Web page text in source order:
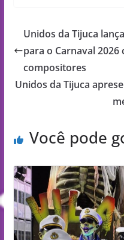
Unidos da Tijuca
para o Carnaval
compositores
Unidos da Tijuca
Você pode